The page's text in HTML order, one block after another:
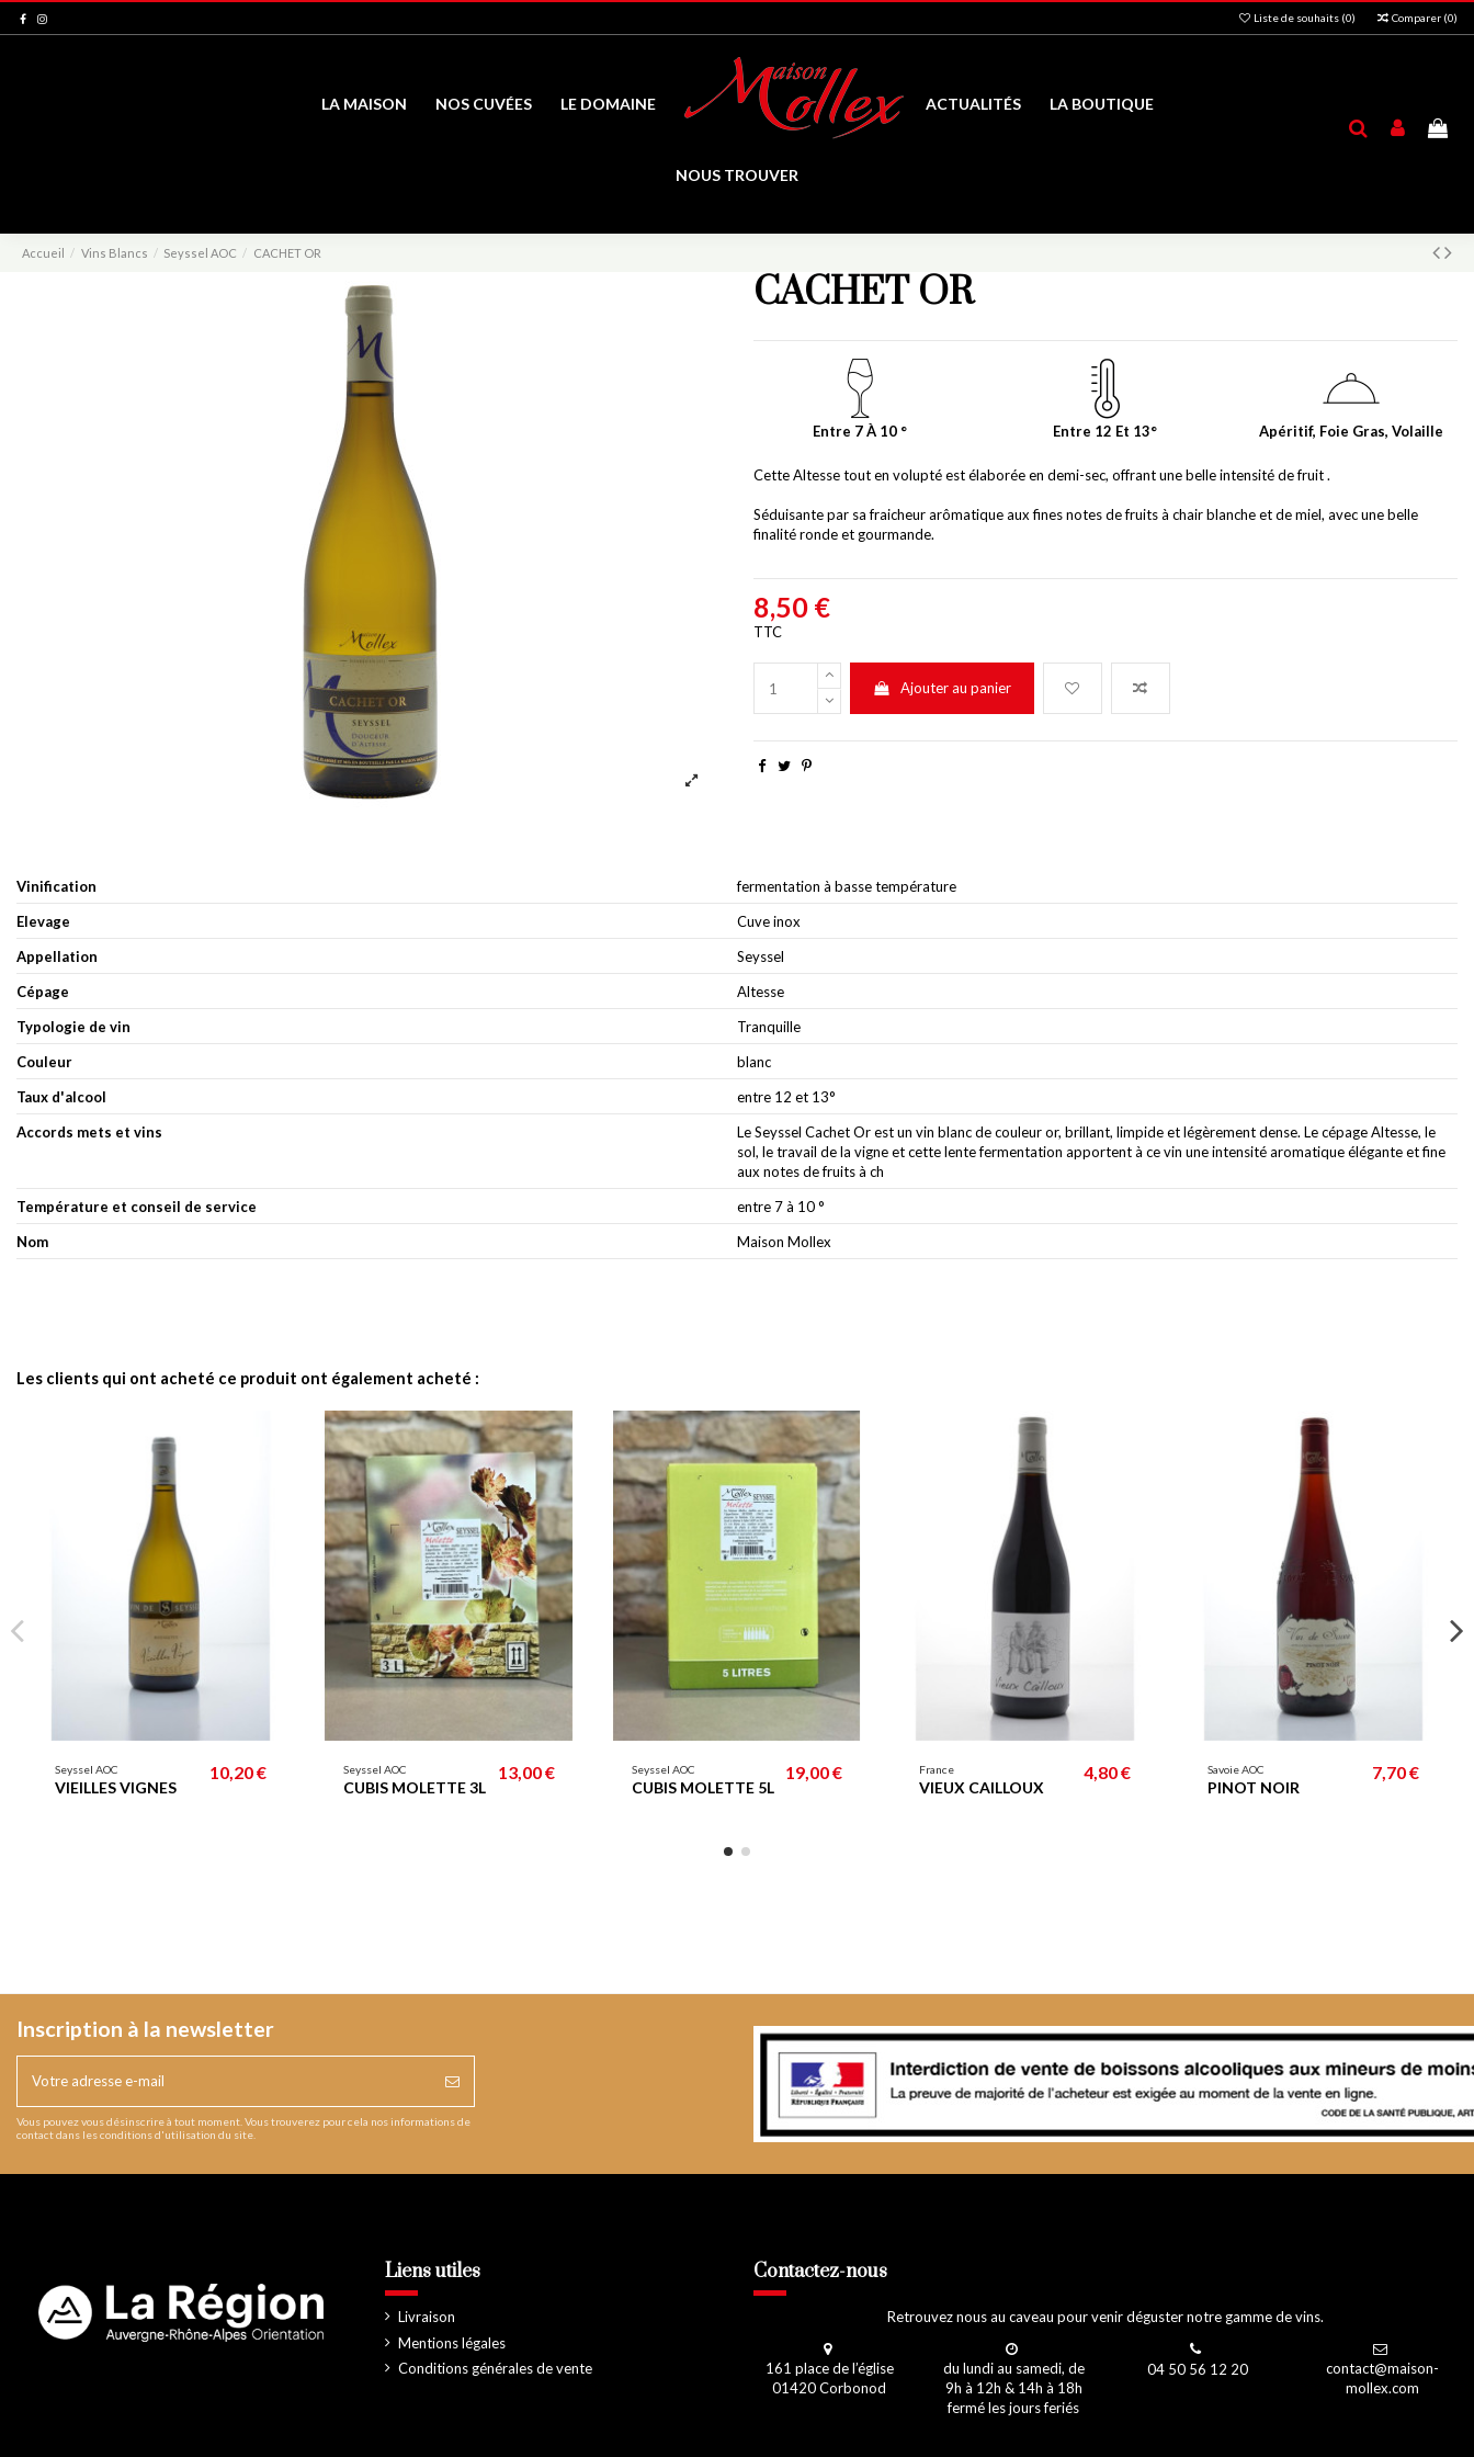
Liste de souhaits (0) Comparer (0)
LA MAISON NOS CUVÉES LE DOMAINE ACTUALITÉS LA BOUTIQUE
NOUS TROUVER
Accueil Vins Blancs Seyssel AOC CACHET OR
CACHET OR
Entre 7 À 10 ° Entre 12 Et 13° Apéritif, Foie Gras, Volaille
Cette Altesse tout en volupté est élaborée en demi-sec, offrant une belle intensité de fruit .
Séduisante par sa fraicheur arômatique aux fines notes de fruits à chair blanche et de miel, avec une belle
finalité ronde et gourmande.
8,50 €
TTC
Ajouter au panier
Vinification
fermentation à basse température
Elevage
Cuve inox
Appellation
Seyssel
Cépage
Altesse
Typologie de vin
Tranquille
Couleur
blanc
Taux d'alcool
entre 12 et 13°
Accords mets et vins
Le Seyssel Cachet Or est un vin blanc de couleur or, brillant, limpide et légèrement dense. Le cépage Altesse, le
sol, le travail de la vigne et cette lente fermentation apportent à ce vin une intensité aromatique élégante et fine
aux notes de fruits à ch
Température et conseil de service
entre 7 à 10 °
Nom
Maison Mollex
Les clients qui ont acheté ce produit ont également acheté :
Seyssel AOC
VIEILLES VIGNES
10,20 € Seyssel AOC
CUBIS MOLETTE 3L
13,00 € Seyssel AOC
CUBIS MOLETTE 5L
19,00 € France
VIEUX CAILLOUX
4,80 € Savoie AOC
PINOT NOIR
7,70 €
Inscription à la newsletter
Vous pouvez vous désinscrire à tout moment. Vous trouverez pour cela nos informations de
contact dans les conditions d'utilisation du site.
Liens utiles
Livraison
Mentions légales
Conditions générales de vente
Contactez-nous
Retrouvez nous au caveau pour venir déguster notre gamme de vins.
161 place de l’église
01420 Corbonod
du lundi au samedi, de
9h à 12h & 14h à 18h
fermé les jours feriés
04 50 56 12 20
contact@maison-
mollex.com